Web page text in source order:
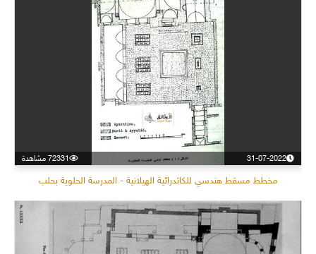
31-07-2022 72331 مشاهدة
مخطط مسقط هندسي للكاتدرائية الهيلانية - المدرسة الحلوية بحلب